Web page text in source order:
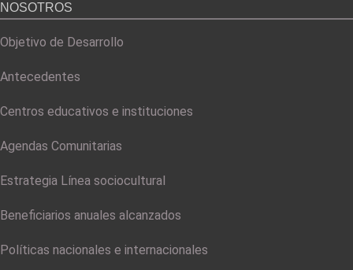
NOSOTROS
Objetivo de Desarrollo
Antecedentes
Centros educativos e instituciones
Agendas Comunitarias
Estrategia Línea sociocultural
Beneficiarios anuales alcanzados
Políticas nacionales e internacionales